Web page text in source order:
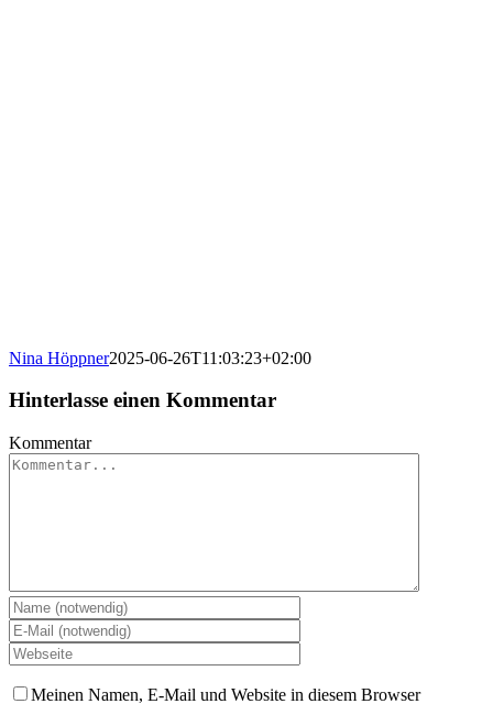
Nina Höppner2025-06-26T11:03:23+02:00
Hinterlasse einen Kommentar
Kommentar
Meinen Namen, E-Mail und Website in diesem Browser